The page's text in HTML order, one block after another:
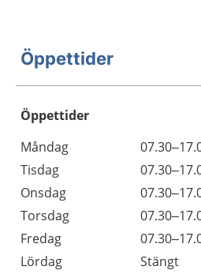
Öppettider
Öppettider
Dag
Öppettider
Kommentarer
Måndag
Tisdag
Onsdag
Torsdag
Fredag
Lördag
Stängt